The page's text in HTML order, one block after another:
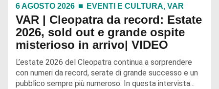
6 AGOSTO 2026 EVENTI E CULTURA, VAR
VAR | Cleopatra da record: Estate
2026, sold out e grande ospite
misterioso in arrivo| VIDEO
L’estate 2026 del Cleopatra continua a sorprendere
con numeri da record, serate di grande successo e un
pubblico sempre più numeroso. In questa intervista...